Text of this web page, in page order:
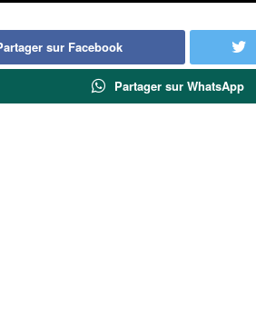
sur Facebook
Partager sur WhatsApp